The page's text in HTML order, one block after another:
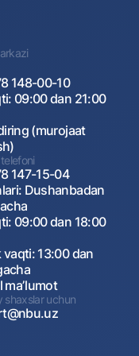
148-00-10
09:00 dan 21:00
(murojaat
147-15-04
Dushanbadan
09:00 dan 18:00
vaqti: 13:00 dan
maʼlumot
shaxslar uchun